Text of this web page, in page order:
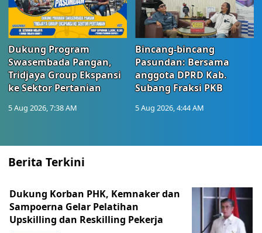
Dukung Program
Swasembada Pangan,
Tridjaya Group Ekspansi
ke Sektor Pertanian
5 Aug 2026, 7:38 AM
Bincang-bincang
Pasundan: Bersama
anggota DPRD Kab.
Subang Fraksi PKB
5 Aug 2026, 4:44 AM
Berita Terkini
Dukung Korban PHK, Kemnaker dan
Sampoerna Gelar Pelatihan
Upskilling dan Reskilling Pekerja